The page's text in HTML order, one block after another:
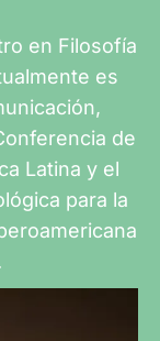
en Filosofía
es
de
Latina y el
para la